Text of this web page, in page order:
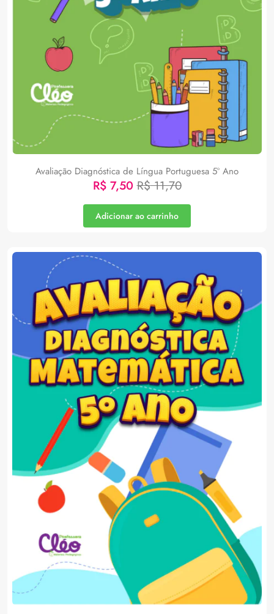
Avaliação Diagnóstica de Língua Portuguesa 5º Ano
R$7,50 R$11,70
Adicionar ao carrinho